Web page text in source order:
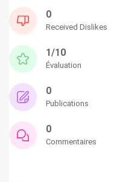
0
Received Dislikes
1/10
Évaluation
0
Publications
0
Commentaires